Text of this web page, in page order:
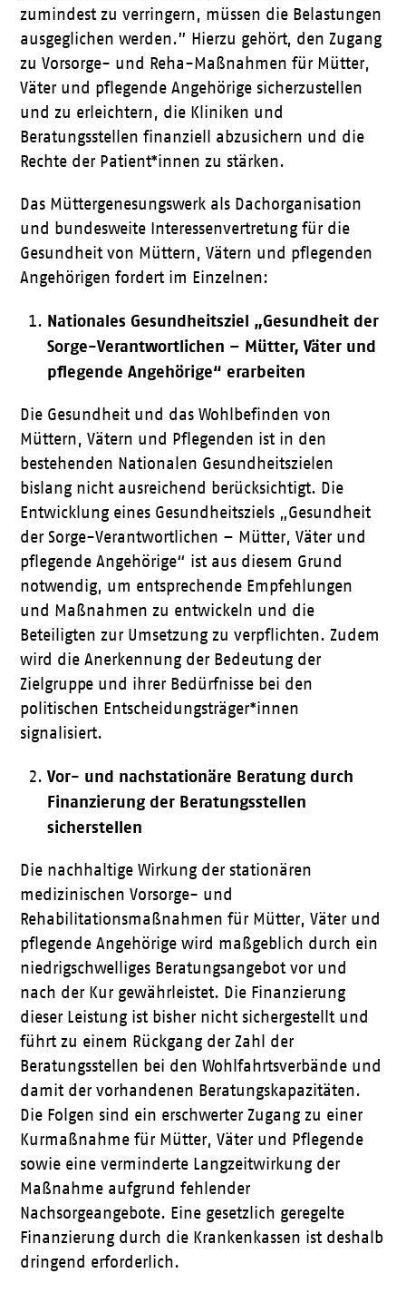
zumindest zu verringern, müssen die Belastungen
ausgeglichen werden.” Hierzu gehört, den Zugang
zu Vorsorge- und Reha-Maßnahmen für Mütter,
Väter und pflegende Angehörige sicherzustellen
und zu erleichtern, die Kliniken und
Beratungsstellen finanziell abzusichern und die
Rechte der Patient*innen zu stärken.
Das Müttergenesungswerk als Dachorganisation
und bundesweite Interessenvertretung für die
Gesundheit von Müttern, Vätern und pflegenden
Angehörigen fordert im Einzelnen:
Nationales Gesundheitsziel „Gesundheit der
Sorge-Verantwortlichen – Mütter, Väter und
pflegende Angehörige“ erarbeiten
Die Gesundheit und das Wohlbefinden von
Müttern, Vätern und Pflegenden ist in den
bestehenden Nationalen Gesundheitszielen
bislang nicht ausreichend berücksichtigt. Die
Entwicklung eines Gesundheitsziels „Gesundheit
der Sorge-Verantwortlichen – Mütter, Väter und
pflegende Angehörige“ ist aus diesem Grund
notwendig, um entsprechende Empfehlungen
und Maßnahmen zu entwickeln und die
Beteiligten zur Umsetzung zu verpflichten. Zudem
wird die Anerkennung der Bedeutung der
Zielgruppe und ihrer Bedürfnisse bei den
politischen Entscheidungsträger*innen
signalisiert.
Vor- und nachstationäre Beratung durch
Finanzierung der Beratungsstellen
sicherstellen
Die nachhaltige Wirkung der stationären
medizinischen Vorsorge- und
Rehabilitationsmaßnahmen für Mütter, Väter und
pflegende Angehörige wird maßgeblich durch ein
niedrigschwelliges Beratungsangebot vor und
nach der Kur gewährleistet. Die Finanzierung
dieser Leistung ist bisher nicht sichergestellt und
führt zu einem Rückgang der Zahl der
Beratungsstellen bei den Wohlfahrtsverbände und
damit der vorhandenen Beratungskapazitäten.
Die Folgen sind ein erschwerter Zugang zu einer
Kurmaßnahme für Mütter, Väter und Pflegende
sowie eine verminderte Langzeitwirkung der
Maßnahme aufgrund fehlender
Nachsorgeangebote. Eine gesetzlich geregelte
Finanzierung durch die Krankenkassen ist deshalb
dringend erforderlich.